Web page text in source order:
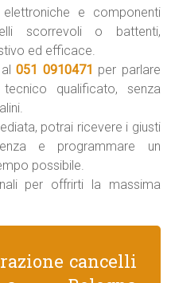
e componenti
scorrevoli o battenti,
ed efficace.
al051 0910471 per parlare
qualificato, senza
potrai ricevere i giusti
e programmare un
possibile.
per offrirti la massima
cancelli